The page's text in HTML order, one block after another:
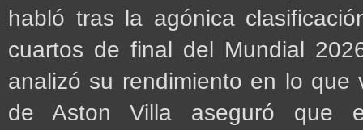
habló tras la agónica
cuartos de final del Mundial
analizó su rendimiento en lo
de Aston Villa aseguró que